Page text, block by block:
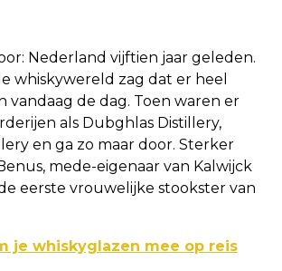
Nederland vijftien jaar geleden.
whiskywereld zag dat er heel
vandaag de dag. Toen waren er
als Dubghlas Distillery,
en ga zo maar door. Sterker
mede-eigenaar van Kalwijck
eerste vrouwelijke stookster van
je whiskyglazen mee op reis